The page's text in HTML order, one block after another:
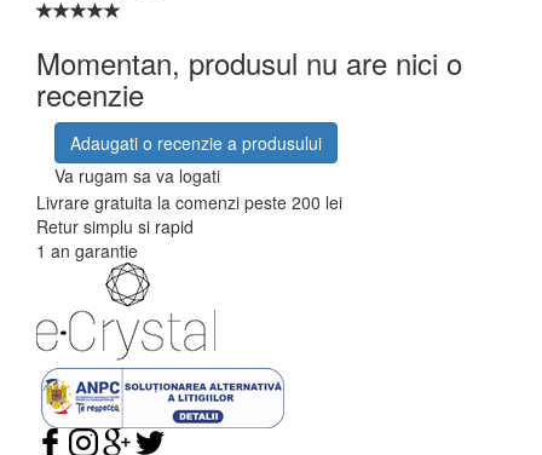
Momentan, produsul nu are nici o
recenzie
Adaugati o recenzie a produsului
Va rugam sa va logati
Livrare gratuita la comenzi peste 200 lei
Retur simplu si rapid
1 an garantie